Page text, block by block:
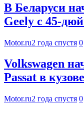
В Беларуси
Geely с 45-
Motor.ru2 года спустя 0
Volkswagen
Passat в
Motor.ru2 года спустя 0